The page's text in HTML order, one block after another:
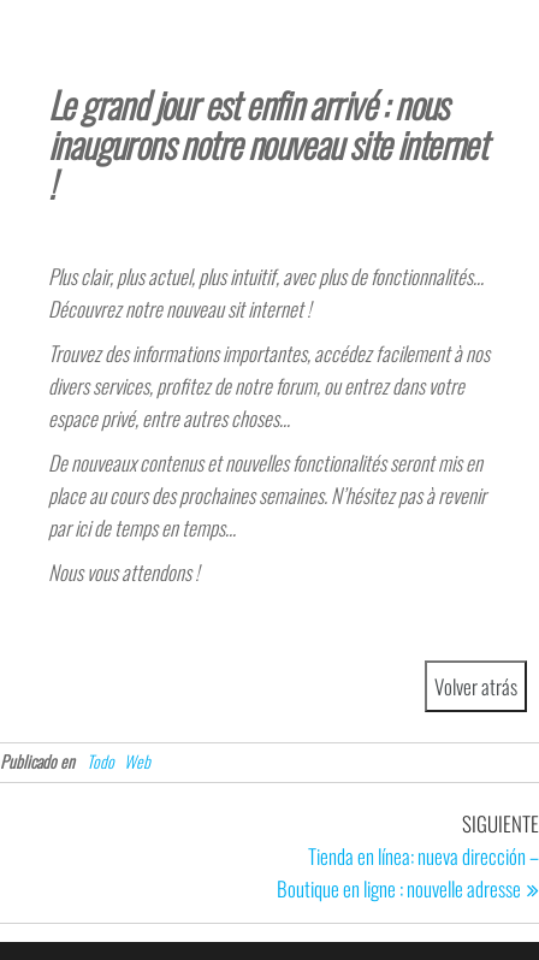
Le grand jour est enfin arrivé : nous
inaugurons notre nouveau site internet
!
Plus clair, plus actuel, plus intuitif, avec plus de fonctionnalités…
Découvrez notre nouveau sit internet !
Trouvez des informations importantes, accédez facilement à nos
divers services, profitez de notre forum, ou entrez dans votre
espace privé, entre autres choses…
De nouveaux contenus et nouvelles fonctionalités seront mis en
place au cours des prochaines semaines. N’hésitez pas à revenir
par ici de temps en temps…
Nous vous attendons !
Publicado en Todo Web
SIGUIENTE
Tienda en línea: nueva dirección –
Boutique en ligne : nouvelle adresse